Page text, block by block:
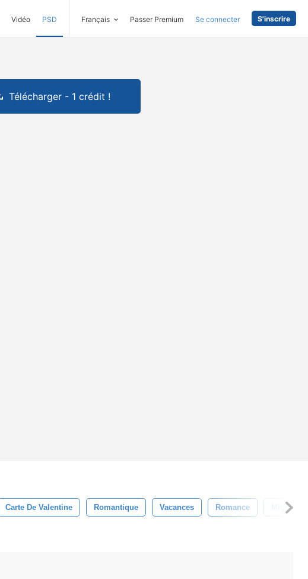
Vidéo PSD Français Passer Premium Se connecter S'inscrire
Télécharger - 1 crédit !
Carte De Valentine Romantique Vacances Romance Mignonne